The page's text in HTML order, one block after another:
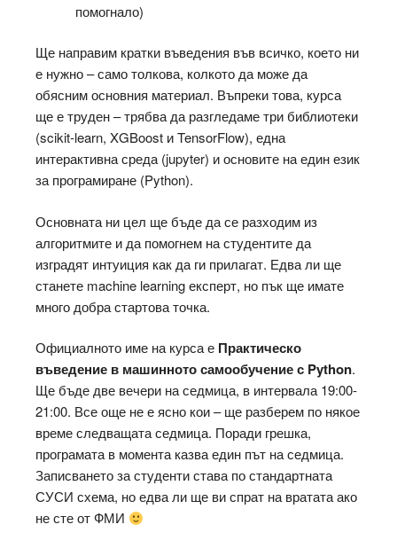
помогнало)
Ще направим кратки въведения във всичко, което ни
е нужно – само толкова, колкото да може да
обясним основния материал. Въпреки това, курса
ще е труден – трябва да разгледаме три библиотеки
(scikit-learn, XGBoost и TensorFlow), една
интерактивна среда (jupyter) и основите на един език
за програмиране (Python).
Основната ни цел ще бъде да се разходим из
алгоритмите и да помогнем на студентите да
изградят интуиция как да ги прилагат. Едва ли ще
станете machine learning експерт, но пък ще имате
много добра стартова точка.
Официалното име на курса е Практическо
въведение в машинното самообучение с Python.
Ще бъде две вечери на седмица, в интервала 19:00-
21:00. Все още не е ясно кои – ще разберем по някое
време следващата седмица. Поради грешка,
програмата в момента казва един път на седмица.
Записването за студенти става по стандартната
СУСИ схема, но едва ли ще ви спрат на вратата ако
не сте от ФМИ